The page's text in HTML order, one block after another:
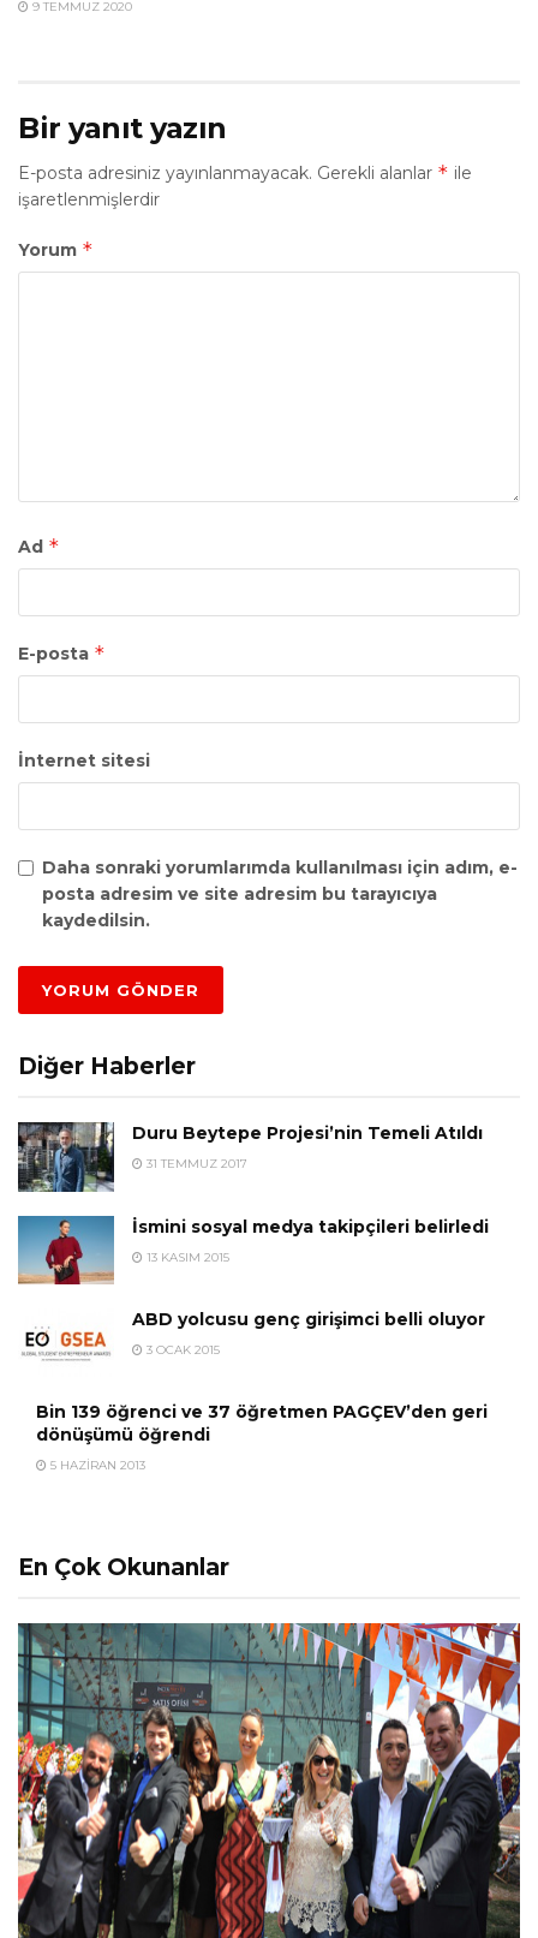
9 TEMMUZ 2020
Bir yanıt yazın
E-posta adresiniz yayınlanmayacak. Gerekli alanlar * ile
işaretlenmişlerdir
Yorum *
Ad *
E-posta *
İnternet sitesi
Daha sonraki yorumlarımda kullanılması için adım, e-
posta adresim ve site adresim bu tarayıcıya
kaydedilsin.
Diğer Haberler
Duru Beytepe Projesi’nin Temeli Atıldı
31 TEMMUZ 2017
İsmini sosyal medya takipçileri belirledi
13 KASIM 2015
ABD yolcusu genç girişimci belli oluyor
3 OCAK 2015
Bin 139 öğrenci ve 37 öğretmen PAGÇEV’den geri
dönüşümü öğrendi
5 HAZIRAN 2013
En Çok Okunanlar